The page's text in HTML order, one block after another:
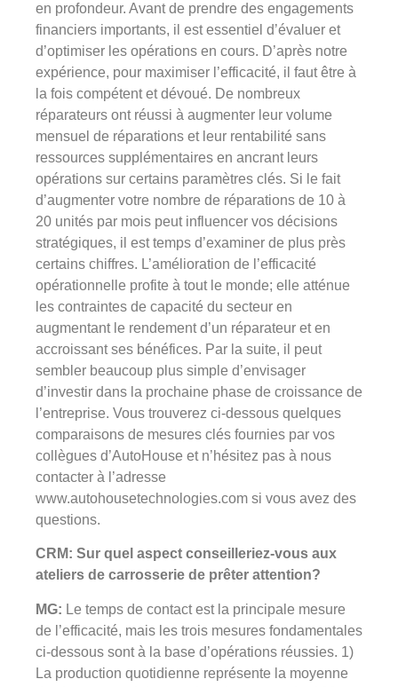
en profondeur. Avant de prendre des engagements
financiers importants, il est essentiel d’évaluer et
d’optimiser les opérations en cours. D’après notre
expérience, pour maximiser l’efficacité, il faut être à
la fois compétent et dévoué. De nombreux
réparateurs ont réussi à augmenter leur volume
mensuel de réparations et leur rentabilité sans
ressources supplémentaires en ancrant leurs
opérations sur certains paramètres clés. Si le fait
d’augmenter votre nombre de réparations de 10 à
20 unités par mois peut influencer vos décisions
stratégiques, il est temps d’examiner de plus près
certains chiffres. L’amélioration de l’efficacité
opérationnelle profite à tout le monde; elle atténue
les contraintes de capacité du secteur en
augmentant le rendement d’un réparateur et en
accroissant ses bénéfices. Par la suite, il peut
sembler beaucoup plus simple d’envisager
d’investir dans la prochaine phase de croissance de
l’entreprise. Vous trouverez ci-dessous quelques
comparaisons de mesures clés fournies par vos
collègues d’AutoHouse et n’hésitez pas à nous
contacter à l’adresse
www.autohousetechnologies.com si vous avez des
questions.
CRM: Sur quel aspect conseilleriez-vous aux
ateliers de carrosserie de prêter attention?
MG: Le temps de contact est la principale mesure
de l’efficacité, mais les trois mesures fondamentales
ci-dessous sont à la base d’opérations réussies. 1)
La production quotidienne représente la moyenne